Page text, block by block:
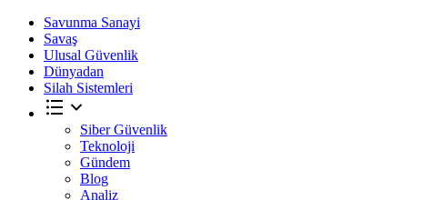
Savunma Sanayi
Savaş
Ulusal Güvenlik
Dünyadan
Silah Sistemleri
Siber Güvenlik
Teknoloji
Gündem
Blog
Analiz